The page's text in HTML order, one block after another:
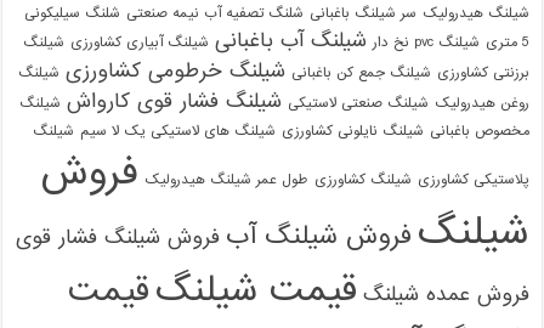
شیلنگ هیدرولیک سر شیلنگ باغبانی شلنگ تصفیه آب نیمه صنعتی شلنگ سیلیکونی
5 متری
شیلنگ pvc نخ دار شیلنگ آب باغبانی شیلنگ آبیاری کشاورزی شیلنگ
برزنتی کشاورزی شیلنگ جمع کن باغبانی شیلنگ خرطومی کشاورزی شیلنگ
روغن هیدرولیک شیلنگ صنعتی لاستیکی شیلنگ فشار قوی کارواش شیلنگ
مخصوص باغبانی شیلنگ نایلونی کشاورزی شیلنگ های لاستیکی یک لا سیم شیلنگ
پلاستیکی کشاورزی شیلنگ کشاورزی طول عمر شیلنگ هیدرولیک فروش
شیلنگ فروش شیلنگ آب فروش شیلنگ فشار قوی
فروش عمده شیلنگ قیمت شیلنگقیمت